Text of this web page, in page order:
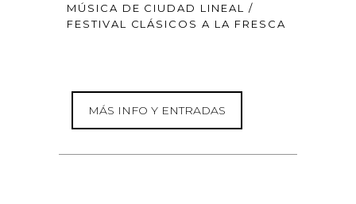
MÚSICA DE CIUDAD LINEAL /
FESTIVAL CLÁSICOS A LA FRESCA
MÁS INFO Y ENTRADAS